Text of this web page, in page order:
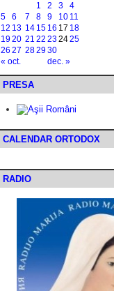
« oct. dec. »
1 2 3
4
5
6 7 8 9 10 11
12 13 14 15 16 17 18
1920 21 22 232425
26 27 282930
PRESA
CALENDAR ORTODOX
RADIO